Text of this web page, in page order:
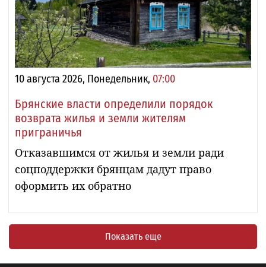
10 августа 2026, Понедельник, 07:00
Брянские власти определили порядок
возврата жилья и земли жителям
приграничья
Отказавшимся от жилья и земли ради
соцподдержки брянцам дадут право
оформить их обратно
Показать еще